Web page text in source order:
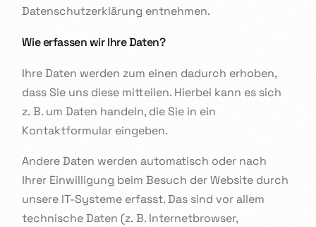
Datenschutzerklärung entnehmen.
Wie erfassen wir Ihre Daten?
Ihre Daten werden zum einen dadurch erhoben,
dass Sie uns diese mitteilen. Hierbei kann es sich
z. B. um Daten handeln, die Sie in ein
Kontaktformular eingeben.
Andere Daten werden automatisch oder nach
Ihrer Einwilligung beim Besuch der Website durch
unsere IT-Systeme erfasst. Das sind vor allem
technische Daten (z. B. Internetbrowser,